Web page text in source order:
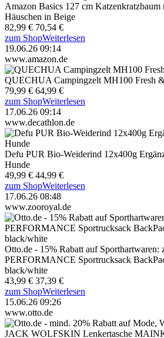
Amazon Basics 127 cm
Häuschen in Beige
82,99 € 70,54 €
zum ShopWeiterlesen
19.06.26 09:14
www.amazon.de
QUECHUA Campingzelt MH100 Fresh
79,99 € 64,99 €
zum ShopWeiterlesen
17.06.26 09:14
www.decathlon.de
Defu PUR Bio-Weiderind 12x400g
Hunde
49,99 € 44,99 €
zum ShopWeiterlesen
17.06.26 08:48
www.zooroyal.de
Otto.de - 15% Rabatt auf
PERFORMANCE Sportrucksack
black/white
43,99 € 37,39 €
zum ShopWeiterlesen
15.06.26 09:26
www.otto.de